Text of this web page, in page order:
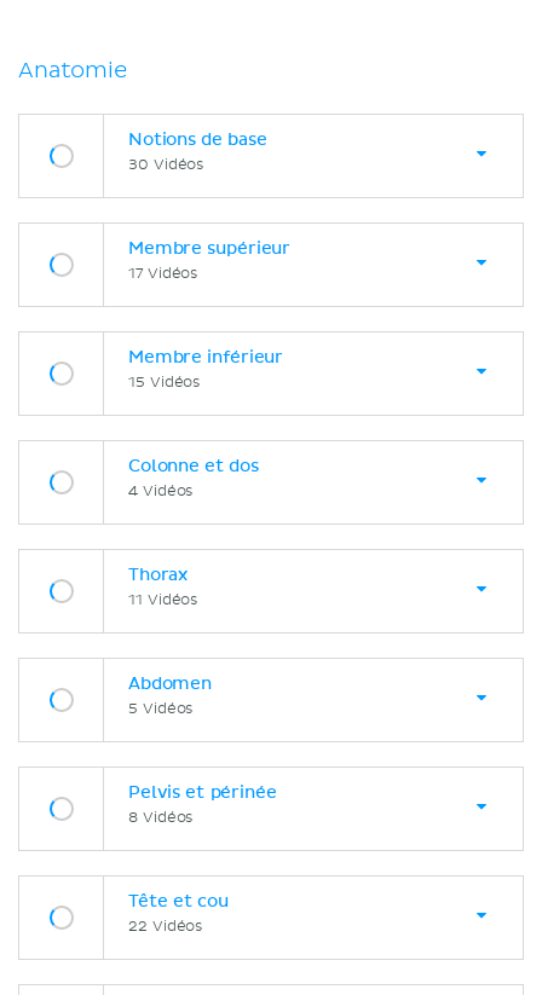
Anatomie
Notions de base
30 Vidéos
Membre supérieur
17 Vidéos
Membre inférieur
15 Vidéos
Colonne et dos
4 Vidéos
Thorax
11 Vidéos
Abdomen
5 Vidéos
Pelvis et périnée
8 Vidéos
Tête et cou
22 Vidéos